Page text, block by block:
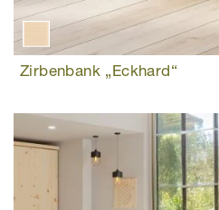
Zirbenbank „Eckhard“